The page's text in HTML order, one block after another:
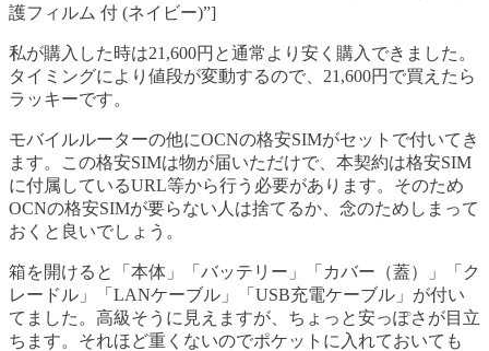
護フィルム 付 (ネイビー)”]
私が購入した時は21,600円と通常より安く購入できました。
タイミングにより値段が変動するので、21,600円で買えたら
ラッキーです。
モバイルルーターの他にOCNの格安SIMがセットで付いてき
ます。この格安SIMは物が届いただけで、本契約は格安SIM
に付属しているURL等から行う必要があります。そのため
OCNの格安SIMが要らない人は捨てるか、念のためしまって
おくと良いでしょう。
箱を開けると「本体」「バッテリー」「カバー（蓋）」「ク
レードル」「LANケーブル」「USB充電ケーブル」が付い
てました。高級そうに見えますが、ちょっと安っぽさが目立
ちます。それほど重くないのでポケットに入れておいても